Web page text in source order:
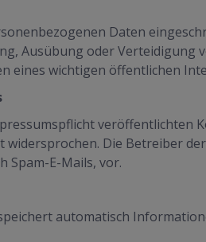
Daten
Ausübung oder
eines wichtigen öffentlichen
Die Betreiber
Spam-E-Mails, vor.
automatisch